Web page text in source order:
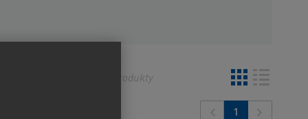
produkty
1